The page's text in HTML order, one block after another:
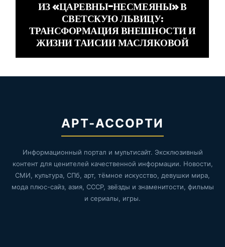
ИЗ «ЦАРЕВНЫ-НЕСМЕЯНЫ» В
СВЕТСКУЮ ЛЬВИЦУ:
ТРАНСФОРМАЦИЯ ВНЕШНОСТИ И
ЖИЗНИ ТАИСИИ МАСЛЯКОВОЙ
АРТ-АССОРТИ
Информационный портал и мультисайт. Эксклюзивный
контент для ценителей качественной информации. Новости,
СМИ, культура, СПб, арт, тёмное искусство, девушки мира,
мода плюс-сайз, азия, СССР, звёзды и знаменитости, фильмы
и сериалы, игры.